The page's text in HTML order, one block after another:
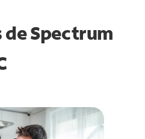
Spectrum